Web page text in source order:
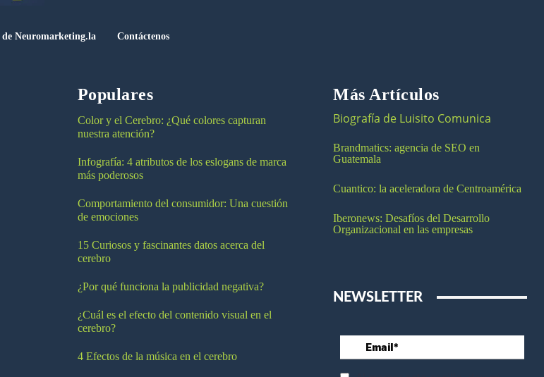
de Neuromarketing.la Contáctenos
Populares
Color y el Cerebro: ¿Qué colores capturan
nuestra atención?
Infografía: 4 atributos de los eslogans de marca
más poderosos
Comportamiento del consumidor: Una cuestión
de emociones
15 Curiosos y fascinantes datos acerca del
cerebro
¿Por qué funciona la publicidad negativa?
¿Cuál es el efecto del contenido visual en el
cerebro?
4 Efectos de la música en el cerebro
Más Artículos
Biografía de Luisito Comunica
Brandmatics: agencia de SEO en
Guatemala
Cuantico: la aceleradora de Centroamérica
Iberonews: Desafíos del Desarrollo
Organizacional en las empresas
NEWSLETTER